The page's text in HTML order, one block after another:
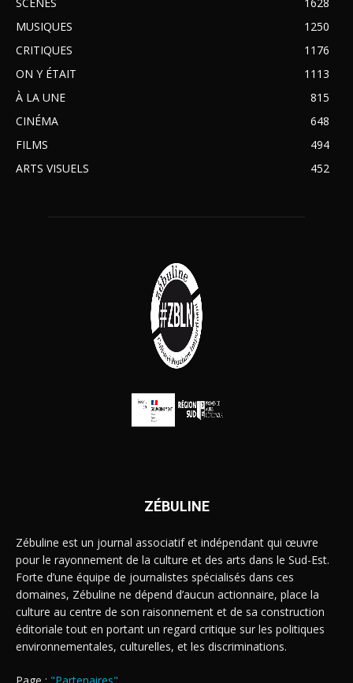
MUSIQUES
1250
CRITIQUES
1176
ON Y ÉTAIT
1113
À LA UNE
815
CINÉMA
648
FILMS
494
ARTS VISUELS
452
ZÉBULINE
Zébuline est un journal associatif et indépendant qui œuvre
pour le rayonnement de la culture et des arts dans le Sud-Est.
Forte d’une équipe de journalistes spécialisés dans ces
domaines, Zébuline ne dépend d’aucun actionnaire, place la
culture au centre de son raisonnement et de sa construction
éditoriale tout en portant un regard critique sur les politiques
environnementales, culturelles, et les discriminations.